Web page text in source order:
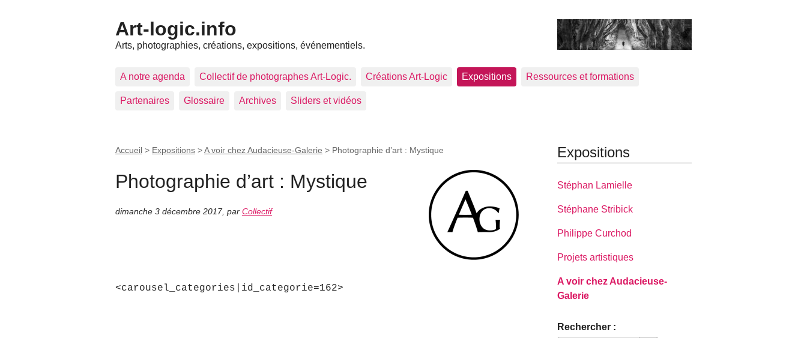
Art-logic.info
Arts, photographies, créations, expositions, événementiels.
A notre agenda Collectif de photographes Art-Logic. Créations Art-Logic Expositions Ressources et formations
Partenaires Glossaire Archives Sliders et vidéos
Accueil > Expositions >A voir chez Audacieuse-Galerie > Photographie d’art : Mystique
Photographie d’art : Mystique
dimanche 3 décembre 2017, par Collectif
<carousel_categories|id_categorie=162>
Expositions
Stéphan Lamielle
Stéphane Stribick
Philippe Curchod
Projets artistiques
A voir chez Audacieuse-
Galerie
Rechercher :